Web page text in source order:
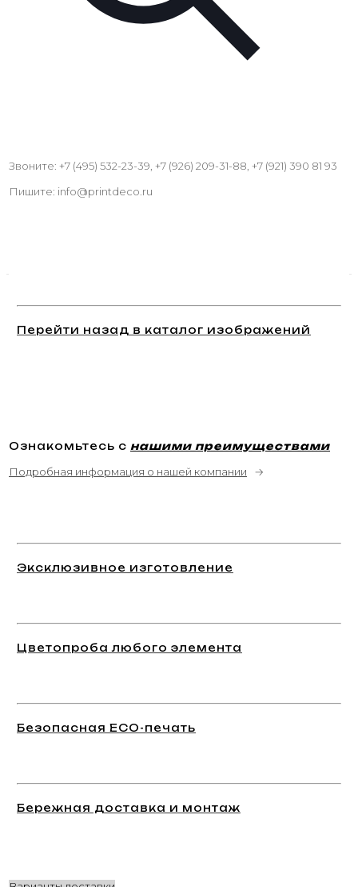
Звоните: +7 (495) 532-23-39, +7 (926) 209-31-88, +7 (921) 390 81 93
Пишите: info@printdeco.ru
Перейти назад в каталог изображений
Ознакомьтесь с нашими преимуществами
Подробная информация о нашей компании →
Эксклюзивное изготовление
Цветопроба любого элемента
Безопасная ECO-печать
Бережная доставка и монтаж